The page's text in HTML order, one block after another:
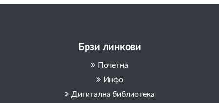
Брзи линкови
Почетна
Инфо
Дигитална библиотека